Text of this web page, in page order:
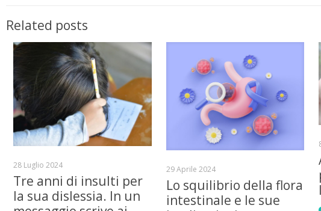
Related posts
28 Luglio 2024
Tre anni di insulti per
la sua dislessia. In un
29 Aprile 2024
Lo squilibrio della flora
intestinale e le sue